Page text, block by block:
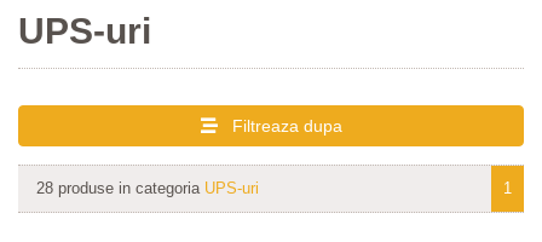
UPS-uri
Filtreaza dupa
28 produse in categoria UPS-uri 1